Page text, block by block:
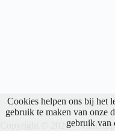
Copyright © 2026 -
Cookies helpen ons bij het
gebruik te maken van onze
gebruik van